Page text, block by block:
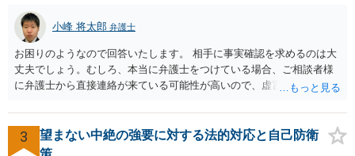
小峰 将太郎 弁護士
お困りのようなので回答いたします。 相手に事実確認を求めるのは大
丈夫でしょう。むしろ、本当に弁護士をつけている場合、ご相談者様
に弁護士から直接連絡が来ている可能性が高いので、虚言の可能性も
相手にそのことを聞くことに問題はありません。 逆に本当に弁護士を
つけているような場合はこちらも、弁護士に相談した方がよいかと考
えます。 ご参考になれば幸いです。
3
望まない中絶の強要に対する法的対応と自己防衛